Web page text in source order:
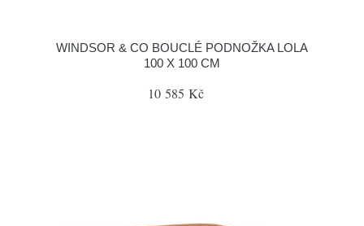
WINDSOR & CO BOUCLÉ PODNOŽKA LOLA
100 X 100 CM
10 585 Kč